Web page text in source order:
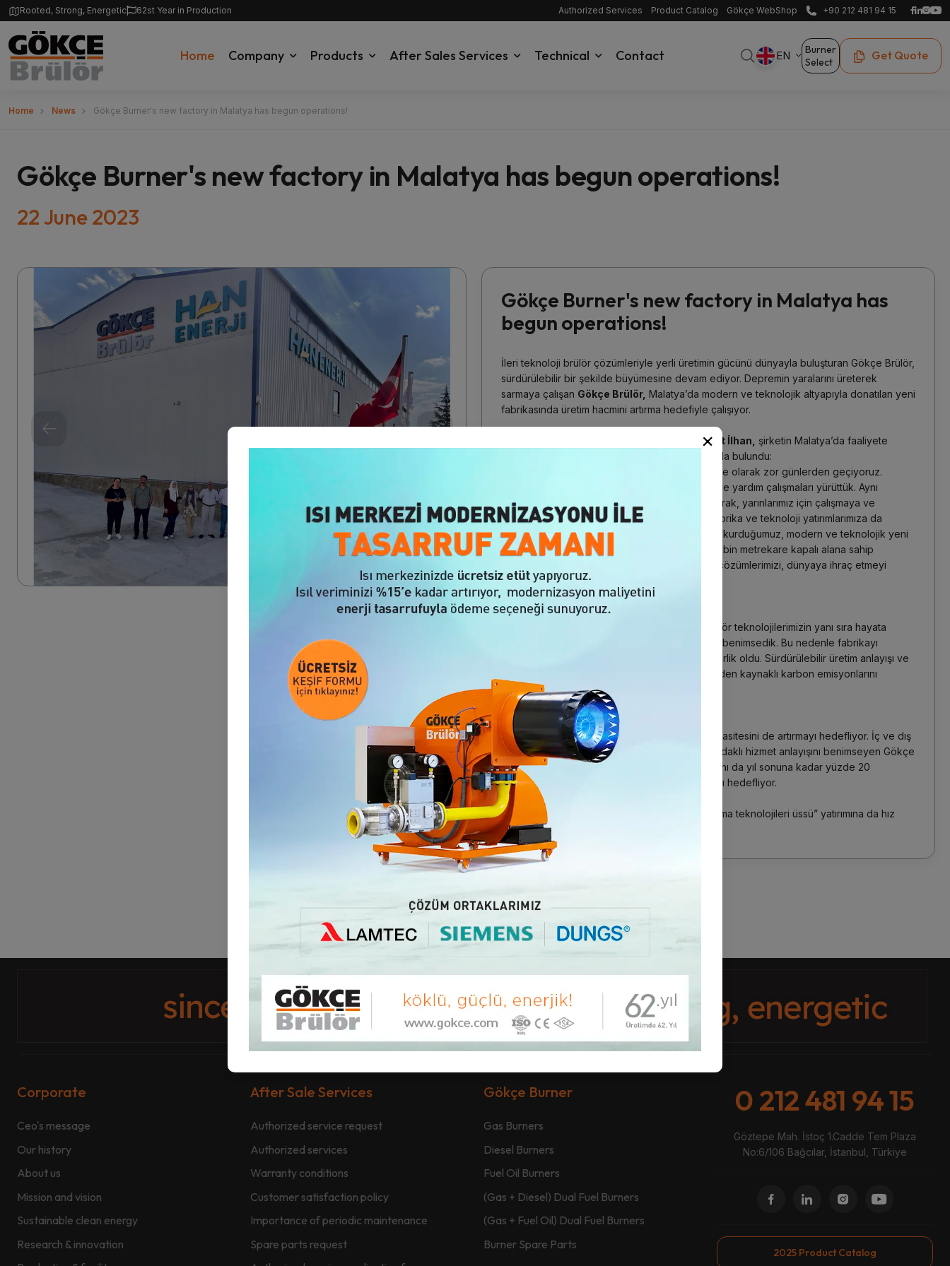
Rooted, Strong, Energetic 62st Year in Production Authorized Services Product Catalog Gökçe WebShop +90 212 481 94 15
Home Company Products After Sales Services Technical Contact EN
Burner
Select
Get Quote
Home News Gökçe Burner's new factory in Malatya has begun operations!
Gökçe Burner's new factory in Malatya has begun operations!
22 June 2023
Gökçe Burner's new factory in Malatya has
begun operations!
İleri teknoloji brülör çözümleriyle yerli üretimin gücünü dünyayla buluşturan Gökçe Brülör,
sürdürülebilir bir şekilde büyümesine devam ediyor. Depremin yaralarını üreterek
sarmaya çalışan Gökçe Brülör, Malatya’da modern ve teknolojik altyapıyla donatılan yeni
fabrikasında üretim hacmini artırma hedefiyle çalışıyor.
Gökçe Brülör Yönetim Kurulu Başkanı Ahmet İlhan,
şirketin Malatya’da faaliyete
geçen yeni fabrikasıyla ilgili önemli açıklamalarda bulundu:
“Yaşadığımız deprem felaketlerinin ardından ülke olarak zor günlerden geçiyoruz.
Gökçe Brülör olarak, ilk günden itibaren bölgede yardım çalışmaları yürüttük. Aynı
zamanda çalışanlarımız için gerekli tedbirleri alarak, yarınlarımız için çalışmaya ve
üretmeye devam ettik. Hatta bu süreçte yeni fabrika ve teknoloji yatırımlarımıza da
aralıksız devam ettik.Malatya’de birinci OSB’de kurduğumuz, modern ve teknolojik yeni
fabrikamızyılın ikinci yarısında faaliyete geçti.
3 bin metrekare kapalı alana sahip
fabrikamızda ürettiğimiz ileri teknoloji brülörler çözümlerimizi, dünyaya ihraç etmeyi
hedefliyoruz.
“Odak noktamız sürdürülebilirlik”
eliştirdiğimiz çevreci brülör teknolojilerimizin yanı sıra hayata
geçirdiğimiz yatırımlarla da çevreci bir yaklaşım benimsedik. Bu nedenle fabrikayı
kurgularken de ana odak noktamız sürdürülebilirlik oldu. Sürdürülebilir üretim anlayışı ve
çevreci brülör teknolojilerimiz ile faaliyetlerimizden kaynaklı karbon emisyonlarını
düşürmek birincil önceliğimiz oldu” dedi.
Üretim kapasitesini artırmayı hedefliyor
Gökçe Brülör, yeni fabrika yatırımı ile üretim kapasitesini de artırmayı hedefliyor. İç ve dış
ticarette kalitesinden ödün vermeden müşteri odaklı hizmet anlayışını benimseyen Gökçe
Brülör, artan üretim kapasitesi ile birlikte ihracatını da yıl sonuna kadar yüzde 20
seviyelerinden yüzde 50 seviyelerine çıkarmayı hedefliyor.
Gökçe Brülör, aynı zamanda Malatya’da ki “yakma teknolojileri üssü” yatırımına da hız
kesmeden devam ediyor.
Corporate
Ceo's message
Our history
About us
Mission and vision
Sustainable clean energy
Research & innovation
After Sale Services
Authorized service request
Authorized services
Warranty conditions
Customer satisfaction policy
Importance of periodic maintenance
Spare parts request
Gökçe Burner
Gas Burners
Diesel Burners
Fuel Oil Burners
(Gas + Diesel) Dual Fuel Burners
(Gas + Fuel Oil) Dual Fuel Burners
Burner Spare Parts
0 212 481 94 15
Göztepe Mah. İstoç 1.Cadde Tem Plaza
No:6/106 Bağcılar, İstanbul, Türkiye
2025 Product Catalog
×